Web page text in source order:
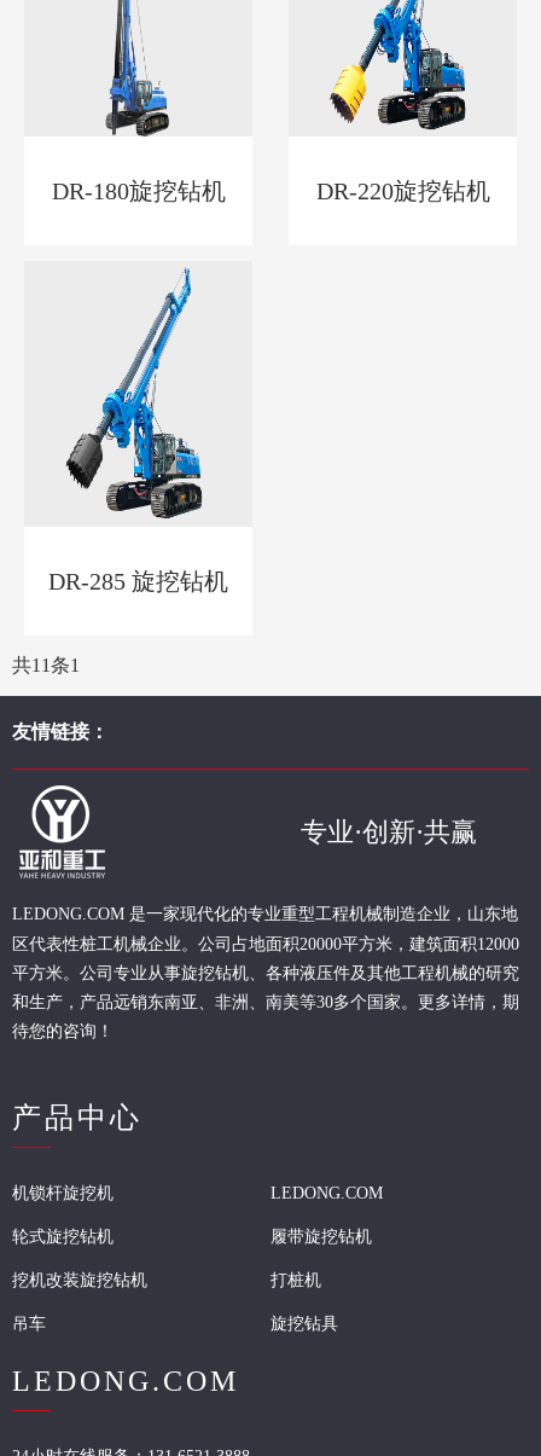
DR-180旋挖钻机 DR-220旋挖钻机
DR-285 旋挖钻机
共11条1
友情链接：
专业·创新·共赢
LEDONG.COM 是一家现代化的专业重型工程机械制造企业，山东地
区代表性桩工机械企业。 公司占地面积20000平方米，建筑面积12000
平方米。公司专业从事旋挖钻机、各种液压件及其他工程机械的研究
和生产，产品远销东南亚、非洲、南美等30多个国家。更多详情，期
待您的咨询！
产品中心
机锁杆旋挖机 LEDONG.COM
轮式旋挖钻机 履带旋挖钻机
挖机改装旋挖钻机 打桩机
吊车 旋挖钻具
LEDONG.COM